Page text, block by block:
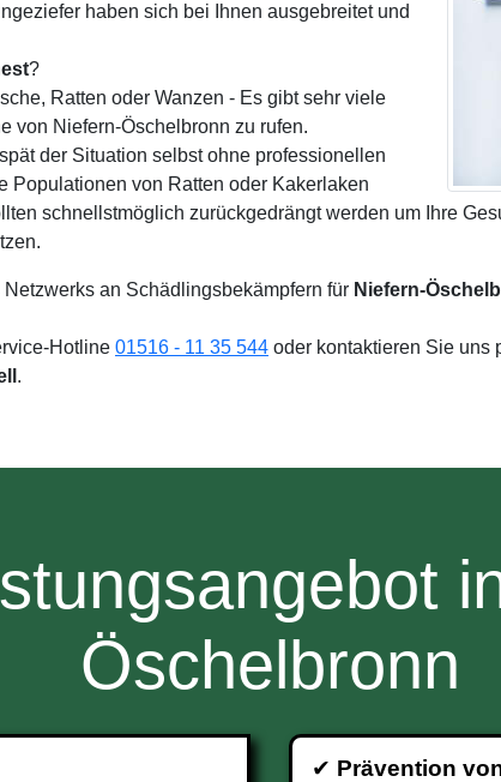
haben sich bei Ihnen ausgebreitet und
?
Ratten oder Wanzen - Es gibt sehr viele
von Niefern-Öschelbronn zu rufen.
der Situation selbst ohne professionellen
Populationen von Ratten oder Kakerlaken
schnellstmöglich zurückgedrängt werden um Ihre
Netzwerks an Schädlingsbekämpfern für Niefern-
Hotline 01516 - 11 35 544 oder kontaktieren Sie uns
.
Öschelbronn
✔ Prävention